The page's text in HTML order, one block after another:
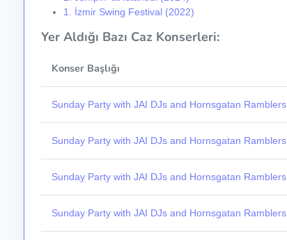
1. İzmir Swing Festival (2022)
Yer Aldığı Bazı Caz Konserleri:
Konser Başlığı
Sunday Party with JAI DJs and Hornsgatan Ramblers
Sunday Party with JAI DJs and Hornsgatan Ramblers
Sunday Party with JAI DJs and Hornsgatan Ramblers
Sunday Party with JAI DJs and Hornsgatan Ramblers